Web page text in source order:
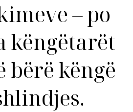
– po
këngëtarët
bërë këngë